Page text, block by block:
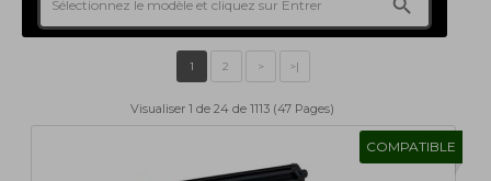
1 2 > >|
Visualiser 1 de 24 de 1113 (47 Pages)
COMPATIBLE